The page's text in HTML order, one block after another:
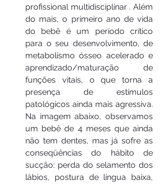
profissional multidisciplinar . Além
do mais, o primeiro ano de vida
do bebê é um período crítico
para o seu desenvolvimento, de
metabolismo ósseo acelerado e
aprendizado/maturação de
funções vitais, o que torna a
presença de estímulos
patológicos ainda mais agressiva.
Na imagem abaixo, observamos
um bebê de 4 meses que ainda
não tem dentes, mas já sofre as
conseqüências do hábito de
sucção: perda do selamento dos
lábios, postura de língua baixa,